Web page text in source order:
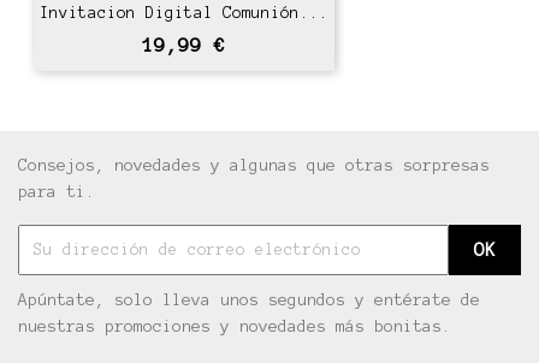
Invitacion Digital Comunión...
Precio
19,99 €
Consejos, novedades y algunas que otras sorpresas
para ti.
Apúntate, solo lleva unos segundos y entérate de
nuestras promociones y novedades más bonitas.